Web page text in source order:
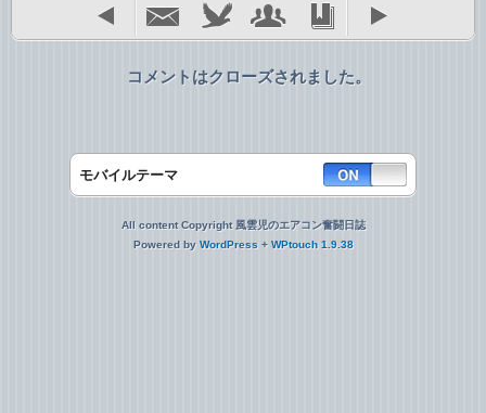
コメントはクローズされました。
モバイルテーマ
All content Copyright 風雲児のエアコン奮闘日誌
Powered by WordPress + WPtouch 1.9.38